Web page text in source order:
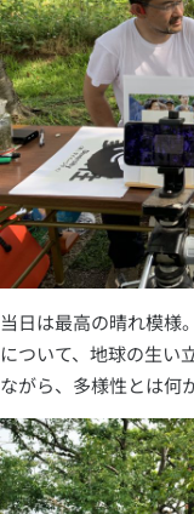
当日は最高の晴れ模様
について、地球の生い
ながら、多様性とは何